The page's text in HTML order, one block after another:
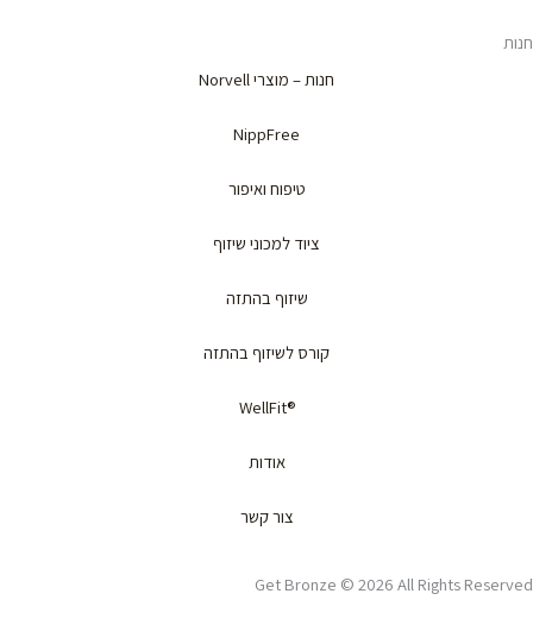
חנות
חנות – מוצרי Norvell
NippFree
טיפוח ואיפור
ציוד למכוני שיזוף
שיזוף בהתזה
קורס לשיזוף בהתזה
®WellFit
אודות
צור קשר
Get Bronze © 2026 All Rights Reserved